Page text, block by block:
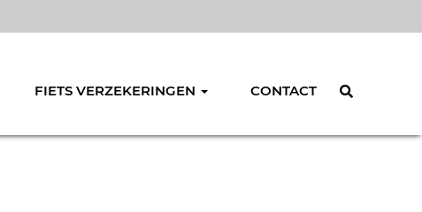
FIETS VERZEKERINGEN CONTACT